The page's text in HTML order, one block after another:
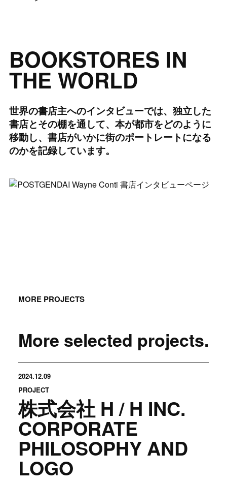
BOOKSTORES IN
THE WORLD
世界の書店主へのインタビューでは、独立した
書店とその棚を通して、本が都市をどのように
移動し、書店がいかに街のポートレートになる
のかを記録しています。
MORE PROJECTS
More selected projects.
2024.12.09
PROJECT
株式会社 H / H INC.
CORPORATE
PHILOSOPHY AND
LOGO